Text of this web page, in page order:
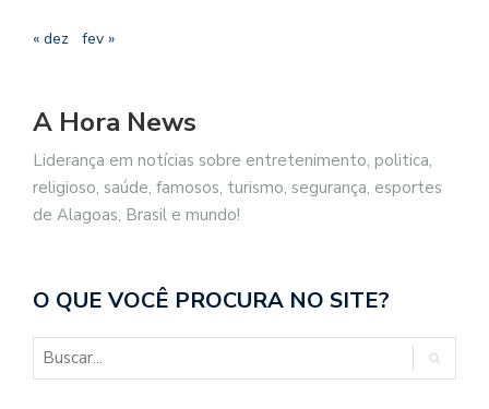
« dez fev »
A Hora News
Liderança em notícias sobre entretenimento, politica,
religioso, saúde, famosos, turismo, segurança, esportes
de Alagoas, Brasil e mundo!
O QUE VOCÊ PROCURA NO SITE?